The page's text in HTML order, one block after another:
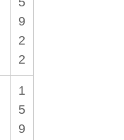
9
2
2
1
5
9